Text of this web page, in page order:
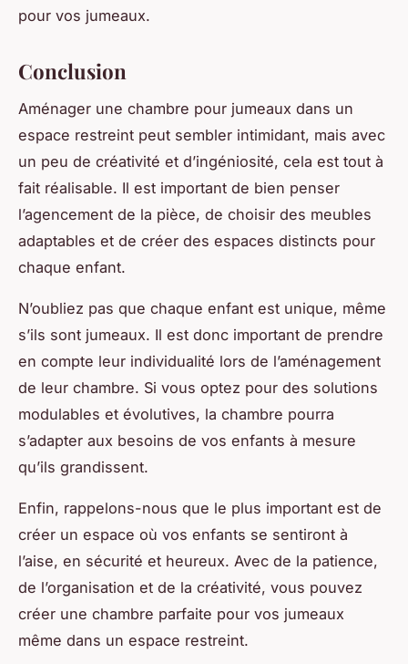
pour vos jumeaux.
Conclusion
Aménager une chambre pour jumeaux dans un
espace restreint peut sembler intimidant, mais avec
un peu de créativité et d’ingéniosité, cela est tout à
fait réalisable. Il est important de bien penser
l’agencement de la pièce, de choisir des meubles
adaptables et de créer des espaces distincts pour
chaque enfant.
N’oubliez pas que chaque enfant est unique, même
s’ils sont jumeaux. Il est donc important de prendre
en compte leur individualité lors de l’aménagement
de leur chambre. Si vous optez pour des solutions
modulables et évolutives, la chambre pourra
s’adapter aux besoins de vos enfants à mesure
qu’ils grandissent.
Enfin, rappelons-nous que le plus important est de
créer un espace où vos enfants se sentiront à
l’aise, en sécurité et heureux. Avec de la patience,
de l’organisation et de la créativité, vous pouvez
créer une chambre parfaite pour vos jumeaux
même dans un espace restreint.